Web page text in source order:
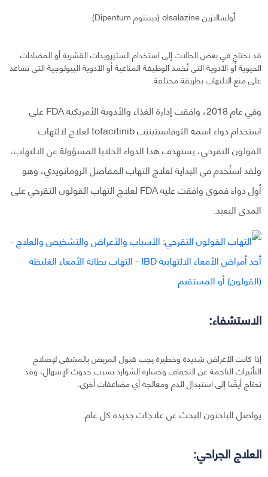
أولسالازين olsalazine (ديبنتوم Dipentum).
قد نحتاج في بعض الحالات إلى استخدام الستيرويدات القشرية أو المضادات
الحيوية أو الأدوية التي تُخمد الوظيفة المناعية أو الأدوية البيولوجية التي تساعد
على منع الالتهاب بطريقة مختلفة.
وفي عام 2018، وافقت إدارة الغذاء والأدوية الأمريكية FDA على
استخدام دواء اسمه التوفاسيتينيب tofacitinib لعلاج لالتهاب
القولون التقرحي، يستهدف هذا الدواء الخلايا المسؤولة عن الالتهاب،
ولقد استُخدم في البداية لعلاج التهاب المفاصل الروماتويدي، وهو
أول دواء فموي وافقت عليه FDA لعلاج التهاب القولون التقرحي على
المدى البعيد.
الاستشفاء:
إذا كانت الأعراض شديدة وخطيرة يجب قبول المريض بالمشفى لإصلاح
التأثيرات الناجمة عن التجفاف وخسارة الشوارد بسبب حدوث الإسهال، وقد
نحتاج أيضًا إلى استبدال الدم ومعالجة أي مضاعفات أخرى.
يواصل الباحثون البحث عن علاجات جديدة كل عام.
العلاج الجراحي: